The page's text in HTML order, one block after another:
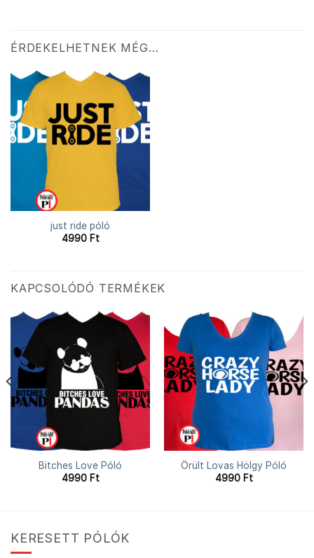
ÉRDEKELHETNEK MÉG…
just ride póló
4990 Ft
KAPCSOLÓDÓ TERMÉKEK
Bitches Love Póló
4990 Ft
Örült Lovas Hölgy Póló
4990 Ft
KERESETT PÓLÓK